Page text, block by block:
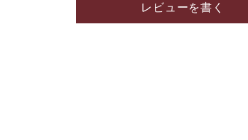
レビューを書く